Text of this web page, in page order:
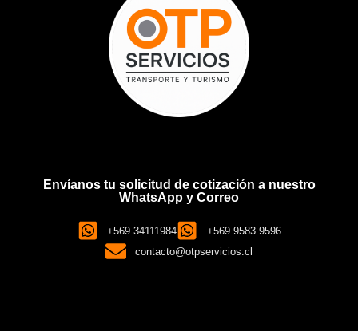
Envíanos tu solicitud de cotización a nuestro
WhatsApp y Correo
+569 34111984
+569 9583 9596
contacto@otpservicios.cl